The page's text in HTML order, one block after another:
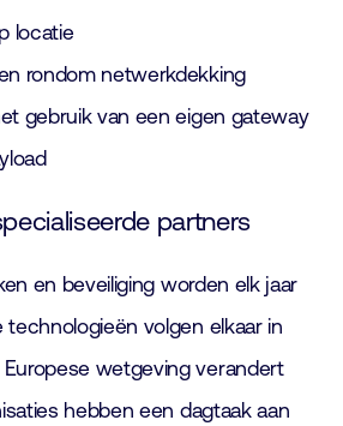
locatie
rondom netwerkdekking
gebruik van een eigen gateway
partners
en beveiliging worden elk jaar
volgen elkaar in
wetgeving verandert
hebben een dagtaak aan